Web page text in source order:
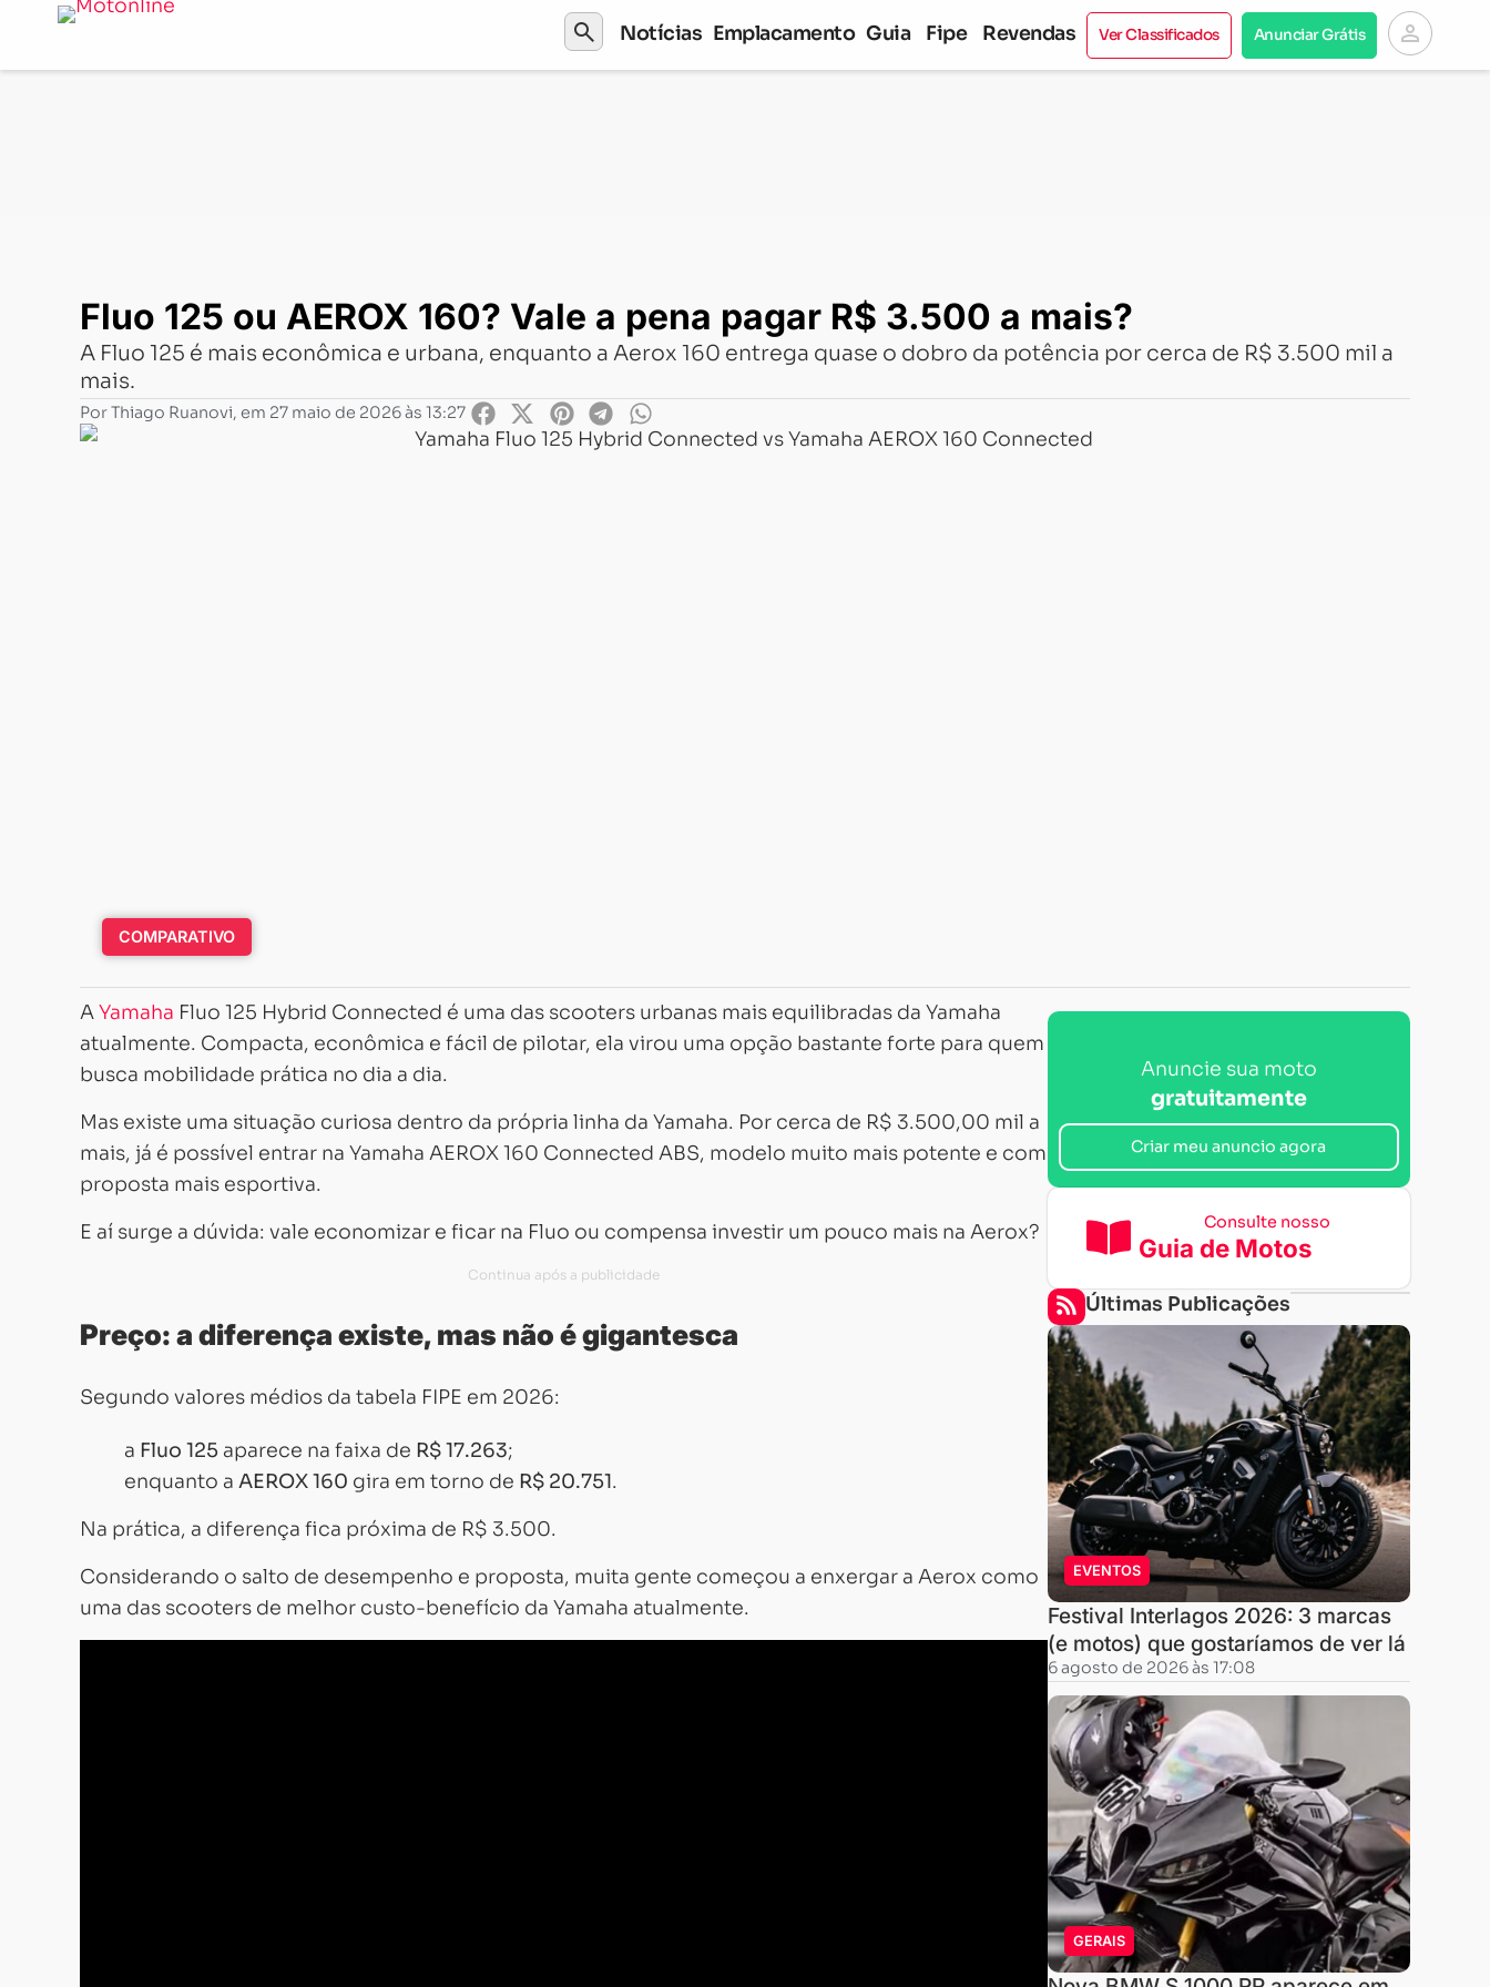
search Notícias Emplacamento Guia Fipe Revendas Ver Classificados Anunciar Grátis person
Fluo 125 ou AEROX 160? Vale a pena pagar R$ 3.500 a mais?
Fluo 125 ou AEROX 160? Vale a pena pagar R$ 3.500 a mais?
A Fluo 125 é mais econômica e urbana, enquanto a Aerox 160 entrega quase o dobro da potência por cerca de R$ 3.500 mil a
mais.
PorThiago Ruanovi, em 27 maio de 2026 às 13:27
COMPARATIVO
AYamaha Fluo 125 Hybrid Connected é uma das scooters urbanas mais equilibradas da Yamaha
atualmente. Compacta, econômica e fácil de pilotar, ela virou uma opção bastante forte para quem
busca mobilidade prática no dia a dia.
Mas existe uma situação curiosa dentro da própria linha da Yamaha. Por cerca de R$ 3.500,00 mil a
mais, já é possível entrar na Yamaha AEROX 160 Connected ABS, modelo muito mais potente e com
proposta mais esportiva.
E aí surge a dúvida: vale economizar e ficar na Fluo ou compensa investir um pouco mais na Aerox?
Preço: a diferença existe, mas não é gigantesca
Segundo valores médios da tabela FIPE em 2026:
a Fluo 125 aparece na faixa de R$ 17.263;
enquanto a AEROX 160 gira em torno de R$ 20.751.
Na prática, a diferença fica próxima de R$ 3.500.
Considerando o salto de desempenho e proposta, muita gente começou a enxergar a Aerox como
uma das scooters de melhor custo-benefício da Yamaha atualmente.
Anuncie sua moto
gratuitamente
Criar meu anuncio agora
Consulte nosso
Guia de Motos
Últimas Publicações
EVENTOS
Festival Interlagos 2026: 3 marcas
(e motos) que gostaríamos de ver lá
6 agosto de 2026 às 17:08
GERAIS